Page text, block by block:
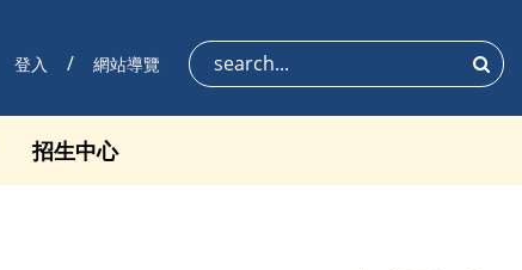
登入 網站導覽 搜尋
招生中心